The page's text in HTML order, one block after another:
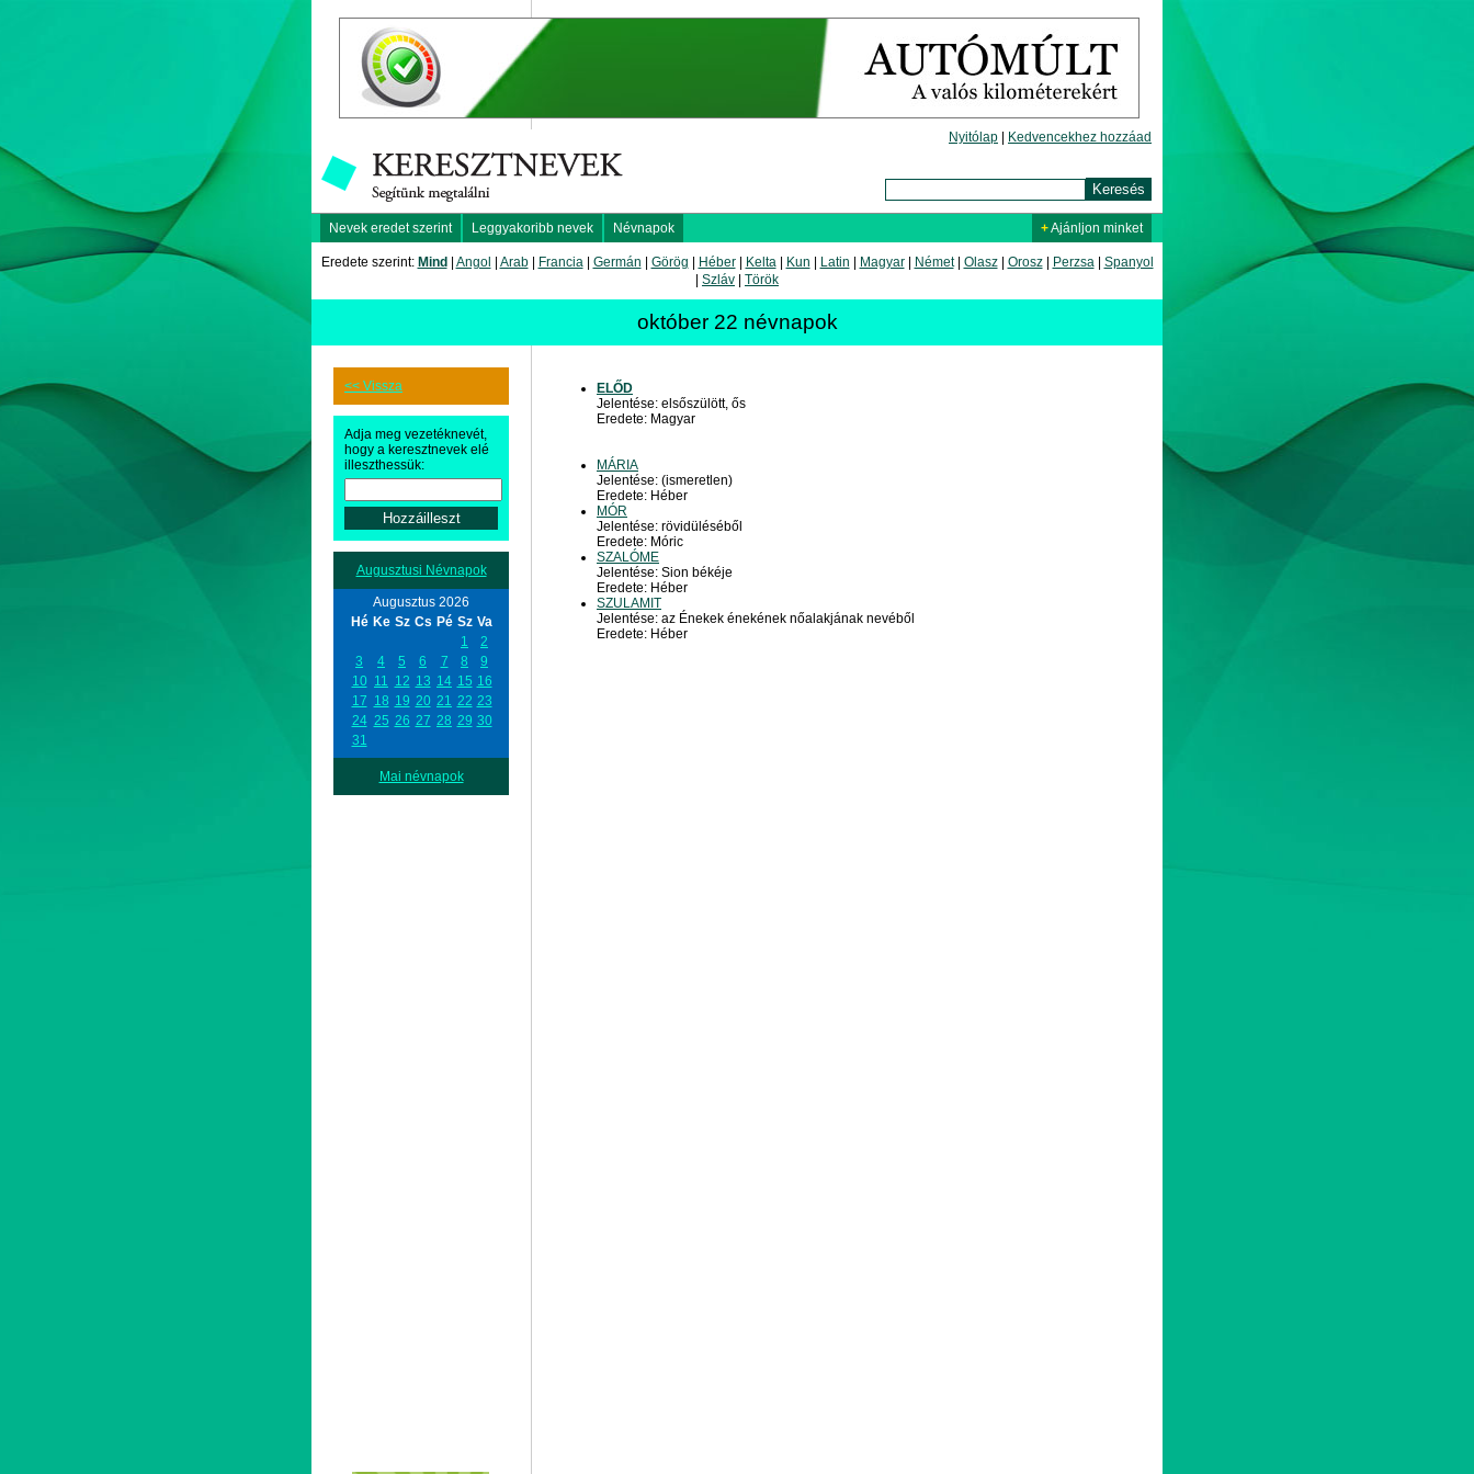
Nyitólap Kedvencekhez hozzáad
Nevek eredet szerint Leggyakoribb nevek Névnapok +Ajánljon minket
Eredete szerint: Mind Angol Arab| Francia| Germán Görög Héber| Kelta| Kun Latin Magyar| Német| Olasz| Orosz| Perzsa| Spanyol
Szláv Török
október 22 névnapok
<< Vissza
Adja meg vezetéknevét,
hogy a keresztnevek elé
illeszthessük:
Augusztusi Névnapok
Augusztus 2026
Hé Ke Sz Cs Pé Sz Va
1
2
3
4 5 6 7 8
9
10 11 12 13 14 15 16
17 18 19 20 21 22 23
24 25 26 27 28 29 30
31
Mai névnapok
ELŐD
Jelentése: elsőszülött, ős
Eredete: Magyar
MÁRIA
Jelentése: (ismeretlen)
Eredete: Héber
MÓR
Jelentése: rövidüléséből
Eredete: Móric
SZALÓME
Jelentése: Sion békéje
Eredete: Héber
SZULAMIT
Jelentése: az Énekek énekének nőalakjának nevéből
Eredete: Héber